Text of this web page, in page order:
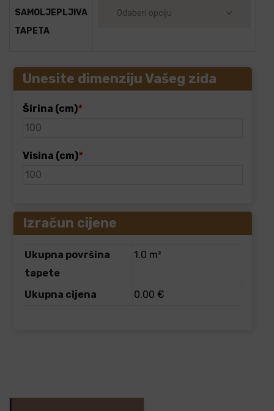
SAMOLJEPLJIVA
TAPETA
Unesite dimenziju Vašeg zida
Širina (cm)*
Visina (cm)*
Izračun cijene
Ukupna površina
tapete
1.0 m²
Ukupna cijena 0.00 €